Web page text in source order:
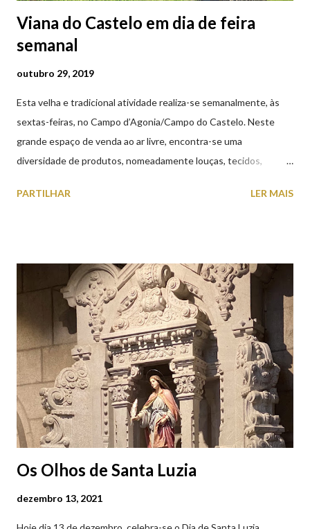
Viana do Castelo em dia de feira
semanal
outubro 29, 2019
Esta velha e tradicional atividade realiza-se semanalmente, às
sextas-feiras, no Campo d’Agonia/Campo do Castelo. Neste
grande espaço de venda ao ar livre, encontra-se uma
diversidade de produtos, nomeadamente louças, tecidos,
cobres entre muitos outros. Horário de funcionamento | Verão
(2019.10.25) Feira Semanal em Viana do Castelo (2019.10.25)
Feira Semanal em Viana do Castelo (2019.10.25) Feira Semanal
em Viana do Castelo (2019.10.25) Feira Semanal em Viana do
Castelo (2019.10.25) Feira Semanal em Viana do Castelo
(2019.10.25)
PARTILHAR LER MAIS
Os Olhos de Santa Luzia
dezembro 13, 2021